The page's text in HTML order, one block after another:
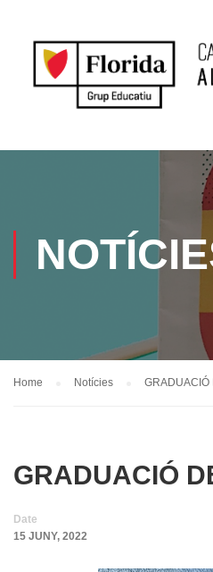
Home Notícies GRADUACIÓ
GRADUACIÓ
Date
15 JUNY, 2022